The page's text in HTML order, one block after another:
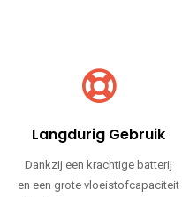
Langdurig Gebruik
Dankzij een krachtige batterij
en een grote vloeistofcapaciteit